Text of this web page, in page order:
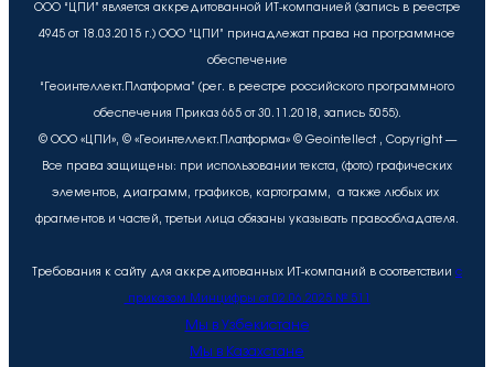
ООО “ЦПИ” является аккредитованной ИТ-компанией (запись в реестре
4945 от 18.03.2015 г.) ООО “ЦПИ” принадлежат права на программное
обеспечение
“Геоинтеллект.Платформа” (рег. в реестре российского программного
обеспечения Приказ 665 от 30.11.2018, запись 5055).
© ООО «ЦПИ», © «Геоинтеллект.Платформа» © Geointellect , Copyright —
Все права защищены: при использовании текста, (фото) графических
элементов, диаграмм, графиков, картограмм, а также любых их
фрагментов и частей, третьи лица обязаны указывать правообладателя.
Требования к сайту для аккредитованных ИТ-компаний в соответствии с
приказом Минцифры от 02.06.2025 № 511
Мы в Узбекистане
Мы в Казахстане